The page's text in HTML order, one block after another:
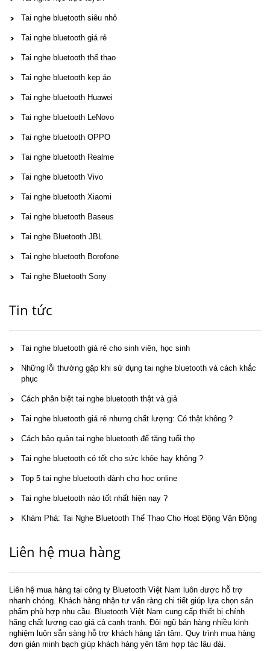
Tai nghe bluetooth siêu nhỏ
Tai nghe bluetooth giá rẻ
Tai nghe bluetooth thể thao
Tai nghe bluetooth kẹp áo
Tai nghe bluetooth Huawei
Tai nghe bluetooth LeNovo
Tai nghe bluetooth OPPO
Tai nghe bluetooth Realme
Tai nghe bluetooth Vivo
Tai nghe bluetooth Xiaomi
Tai nghe bluetooth Baseus
Tai nghe Bluetooth JBL
Tai nghe bluetooth Borofone
Tai nghe Bluetooth Sony
Tin tức
Tai nghe bluetooth giá rẻ cho sinh viên, học sinh
Những lỗi thường gặp khi sử dụng tai nghe bluetooth và cách khắc
phục
Cách phân biệt tai nghe bluetooth thật và giả
Tai nghe bluetooth giá rẻ nhưng chất lượng: Có thật không ?
Cách bảo quản tai nghe bluetooth để tăng tuổi thọ
Tai nghe bluetooth có tốt cho sức khỏe hay không ?
Top 5 tai nghe bluetooth dành cho học online
Tai nghe bluetooth nào tốt nhất hiện nay ?
Khám Phá: Tai Nghe Bluetooth Thể Thao Cho Hoạt Động Vận Động
Liên hệ mua hàng
Liên hệ mua hàng tại công ty Bluetooth Việt Nam luôn được hỗ trợ
nhanh chóng. Khách hàng nhận tư vấn ràng chi tiết giúp lựa chọn sản
phẩm phù hợp nhu cầu. Bluetooth Việt Nam cung cấp thiết bị chính
hãng chất lượng cao giá cả cạnh tranh. Đội ngũ bán hàng nhiều kinh
nghiệm luôn sẵn sàng hỗ trợ khách hàng tận tâm. Quy trình mua hàng
đơn giản minh bạch giúp khách hàng yên tâm hợp tác lâu dài.